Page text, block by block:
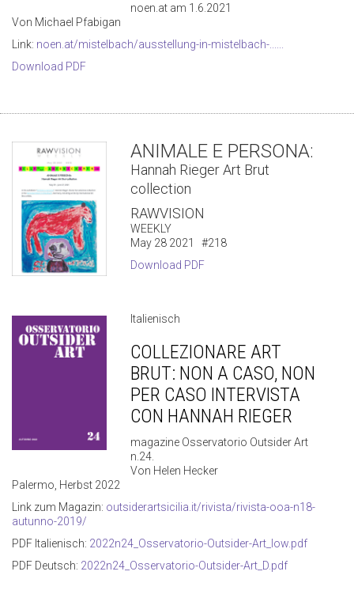
noen.at am 1.6.2021
Von Michael Pfabigan
Link: noen.at/mistelbach/ausstellung-in-mistelbach-......
Download PDF
ANIMALE E PERSONA:
Hannah Rieger Art Brut
collection
RAWVISION
WEEKLY
May 28 2021 #218
Download PDF
Italienisch
COLLEZIONARE ART
BRUT: NON A CASO, NON
PER CASO INTERVISTA
CON HANNAH RIEGER
magazine Osservatorio Outsider Art
n.24.
Von Helen Hecker
Palermo, Herbst 2022
Link zum Magazin: outsiderartsicilia.it/rivista/rivista-ooa-n18-
autunno-2019/
PDF Italienisch: 2022n24_Osservatorio-Outsider-Art_low.pdf
PDF Deutsch: 2022n24_Osservatorio-Outsider-Art_D.pdf